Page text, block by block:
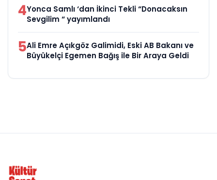
4Yonca Samlı ‘dan İkinci Tekli “Donacaksın
Sevgilim “ yayımlandı
5Ali Emre Açıkgöz Galimidi, Eski AB Bakanı ve
Büyükelçi Egemen Bağış ile Bir Araya Geldi